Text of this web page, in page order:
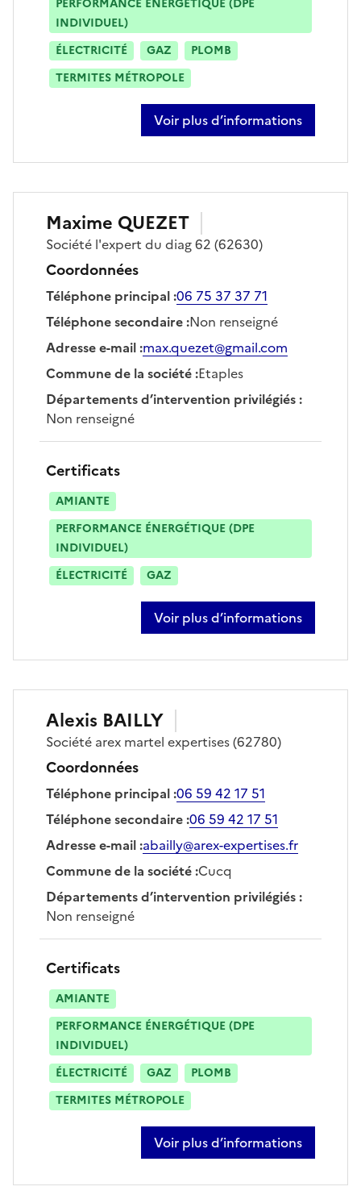
PERFORMANCE ÉNERGÉTIQUE (DPE
INDIVIDUEL)
ÉLECTRICITÉ
GAZ
PLOMB
TERMITES MÉTROPOLE
Voir plus d’informations
sur alain mesureur
Maxime QUEZET
Société l'expert du diag 62 (62630)
Coordonnées
Téléphone principal:06 75 37 37 71
Téléphone secondaire:Non renseigné
Adresse e-mail:max.quezet@gmail.com
Commune de la société:Etaples
Départements d’intervention privilégiés:
Non renseigné
Certificats
AMIANTE
PERFORMANCE ÉNERGÉTIQUE (DPE
INDIVIDUEL)
ÉLECTRICITÉ
GAZ
Voir plus d’informations
sur maxime quezet
Alexis BAILLY
Société arex martel expertises(62780)
Coordonnées
Téléphone principal:06 59 42 17 51
Téléphone secondaire:06 59 42 17 51
Adresse e-mail:abailly@arex-expertises.fr
Commune de la société:Cucq
Départements d’intervention privilégiés:
Non renseigné
Certificats
AMIANTE
PERFORMANCE ÉNERGÉTIQUE (DPE
INDIVIDUEL)
ÉLECTRICITÉ
GAZ
PLOMB
TERMITES MÉTROPOLE
Voir plus d’informations
sur alexis bailly